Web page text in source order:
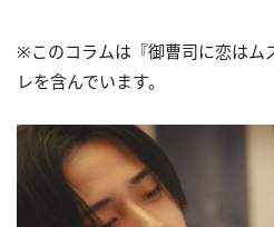
※このコラムは『御曹司に恋はム
レを含んでいます。